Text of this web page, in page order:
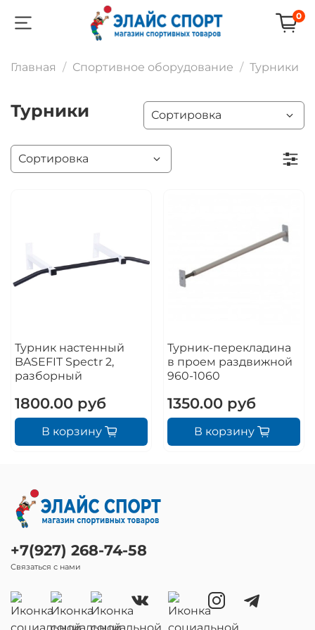
0
Главная Спортивное оборудование Турники
Турники
Турник настенный
BASEFIT Spectr 2,
разборный
1800.00 руб
В корзину
Турник-перекладина
в проем раздвижной
960-1060
1350.00 руб
В корзину
+7(927) 268-74-58
Связаться с нами